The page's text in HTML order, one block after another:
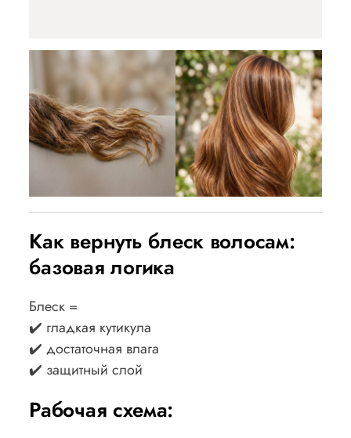
Как вернуть блеск волосам:
базовая логика
Блеск =
✔️ гладкая кутикула
✔️ достаточная влага
✔️ защитный слой
Рабочая схема: